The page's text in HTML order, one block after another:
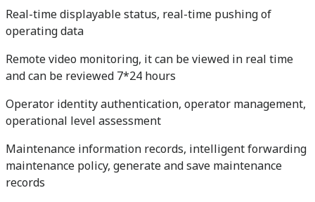
Real-time displayable status, real-time pushing of
operating data
Remote video monitoring, it can be viewed in real time
and can be reviewed 7*24 hours
Operator identity authentication, operator management,
operational level assessment
Maintenance information records, intelligent forwarding
maintenance policy, generate and save maintenance
records